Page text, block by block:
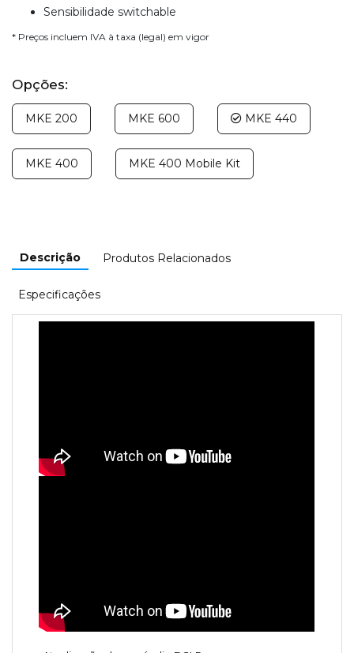
Sensibilidade switchable
* Preços incluem IVA à taxa (legal) em vigor
Opções:
MKE 200 MKE 600 MKE 440
MKE 400 MKE 400 Mobile Kit
Descrição Produtos Relacionados
Especificações